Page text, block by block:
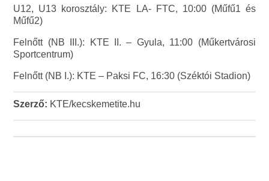
U12, U13 korosztály: KTE LA- FTC, 10:00 (Műfű1 és
Műfű2)
Felnőtt (NB III.): KTE II. – Gyula, 11:00 (Műkertvárosi
Sportcentrum)
Felnőtt (NB I.): KTE – Paksi FC, 16:30 (Széktói Stadion)
Szerző: KTE/kecskemetite.hu